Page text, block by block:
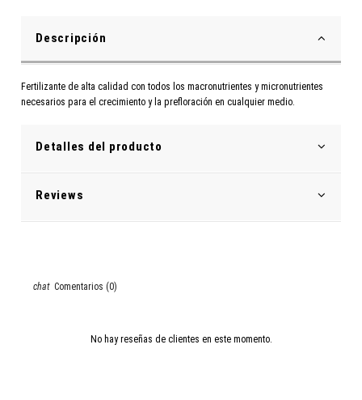
Descripción
Fertilizante de alta calidad con todos los macronutrientes y micronutrientes
necesarios para el crecimiento y la prefloración en cualquier medio.
Detalles del producto
Reviews
Comentarios (0)
No hay reseñas de clientes en este momento.